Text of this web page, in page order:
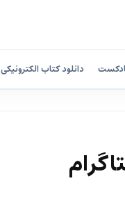
دانلود کتاب الکترونیکی